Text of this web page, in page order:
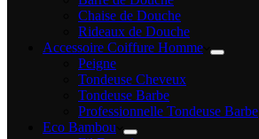
Chaise de Douche
Rideaux de Douche
Accessoire Coiffure Homme
Peigne
Tondeuse Cheveux
Tondeuse Barbe
Professionnelle Tondeuse Barbe
Eco Bambou